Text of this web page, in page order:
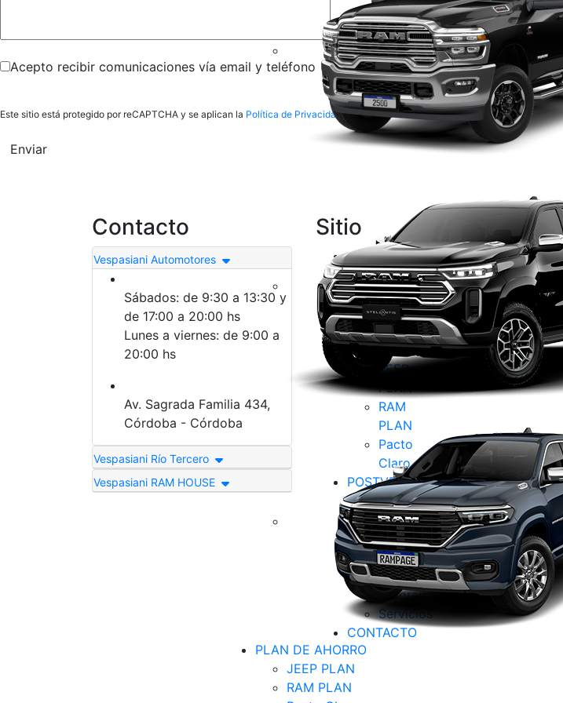
PLAN DE AHORRO
JEEP PLAN
RAM PLAN
Acepto recibir comunicaciones vía email y teléfono
Este sitio está protegido por reCAPTCHA y se aplican la Política de Privacidady losTérminos del Serviciode Google.
Enviar
Contacto
Vespasiani Automotores
Sábados: de 9:30 a 13:30 y
de 17:00 a 20:00 hs
Lunes a viernes: de 9:00 a
20:00 hs
Av. Sagrada Familia 434,
Córdoba - Córdoba
Vespasiani Río Tercero
Vespasiani RAM HOUSE
Sitio
QUIENES
SOMOS
VEHÍCULOS
0KM
PLAN DE
AHORRO
JEEP
PLAN
RAM
PLAN
Pacto
Claro
POSTVENTA
Custom y
Accesorios
Turnos
Recall
Mantenimiento
Programado
Servicios
CONTACTO
Seguinos
en